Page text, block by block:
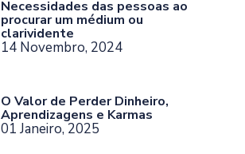
Necessidades das pessoas ao
procurar um médium ou
clarividente
14 Novembro, 2024
O Valor de Perder Dinheiro,
Aprendizagens e Karmas
01 Janeiro, 2025